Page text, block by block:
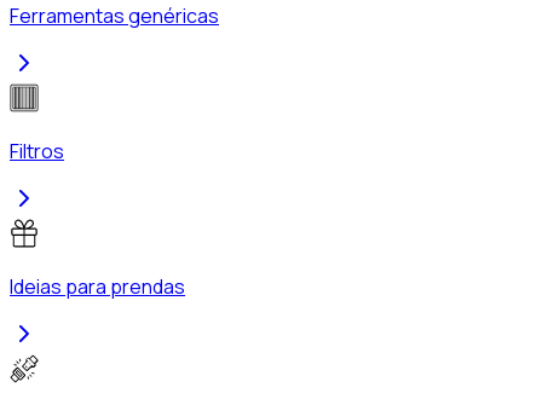
Ferramentas genéricas
Filtros
Ideias para prendas